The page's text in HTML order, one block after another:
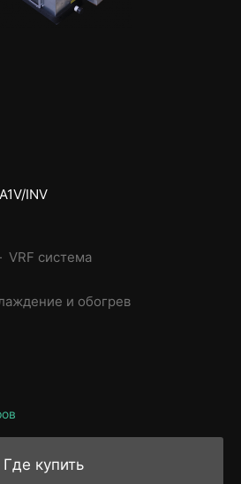
INV
VRF система
и обогрев
Где купить